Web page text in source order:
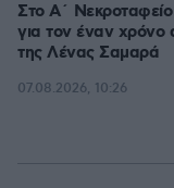
Στο Α΄
για τον έναν χρόνο
της Λένας Σαμαρά
07.08.2026, 10:26